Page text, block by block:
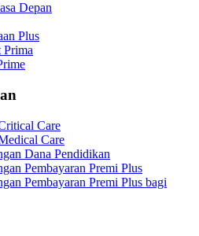
Depan
Plus
Prima
Care
Care
Dana Pendidikan
Pembayaran Premi Plus
Pembayaran Premi Plus bagi